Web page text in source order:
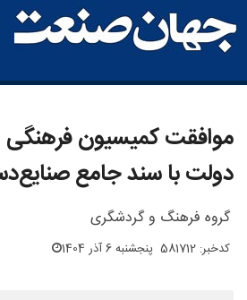
موافقت کمیسیون فرهنگی
دولت با سند جامع
گروه فرهنگ و گردشگری
کدخبر: 581712 پنجشنبه 6 آذر 1404